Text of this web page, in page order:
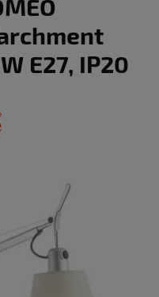
E27, IP20